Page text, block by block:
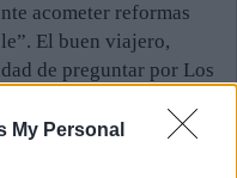
My Personal
acometer reformas
El buen viajero,
de preguntar por Los
por la Inquisición,
de Baeza entre